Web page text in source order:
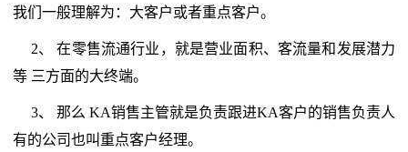
我们一般理解为：大客户或者重点客户。
2、 在零售流通行业，就是营业面积、客流量和发展潜力
等 三方面的大终端。
3、 那么 KA销售主管就是负责跟进KA客户的销售负责人
有的公司也叫重点客户经理。